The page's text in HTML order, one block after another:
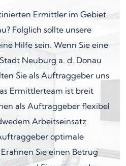
Ermittler im Gebiet
Folglich sollte unsere
Hilfe sein. Wenn Sie eine
Neuburg a. d. Donau
Sie als Auftraggeber uns
Ermittlerteam ist breit
als Auftraggeber flexibel
Arbeitseinsatz
optimale
Sie einen Betrug